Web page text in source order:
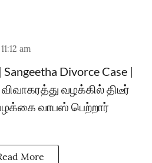
am
Divorce Case |
வழக்கில் திடீர்
வாபஸ் பெற்றார்
More